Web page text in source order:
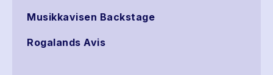
Musikkavisen Backstage
Rogalands Avis